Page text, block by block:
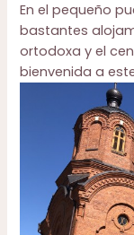
En el pequeño
bastantes
ortodoxa y el
bienvenida a